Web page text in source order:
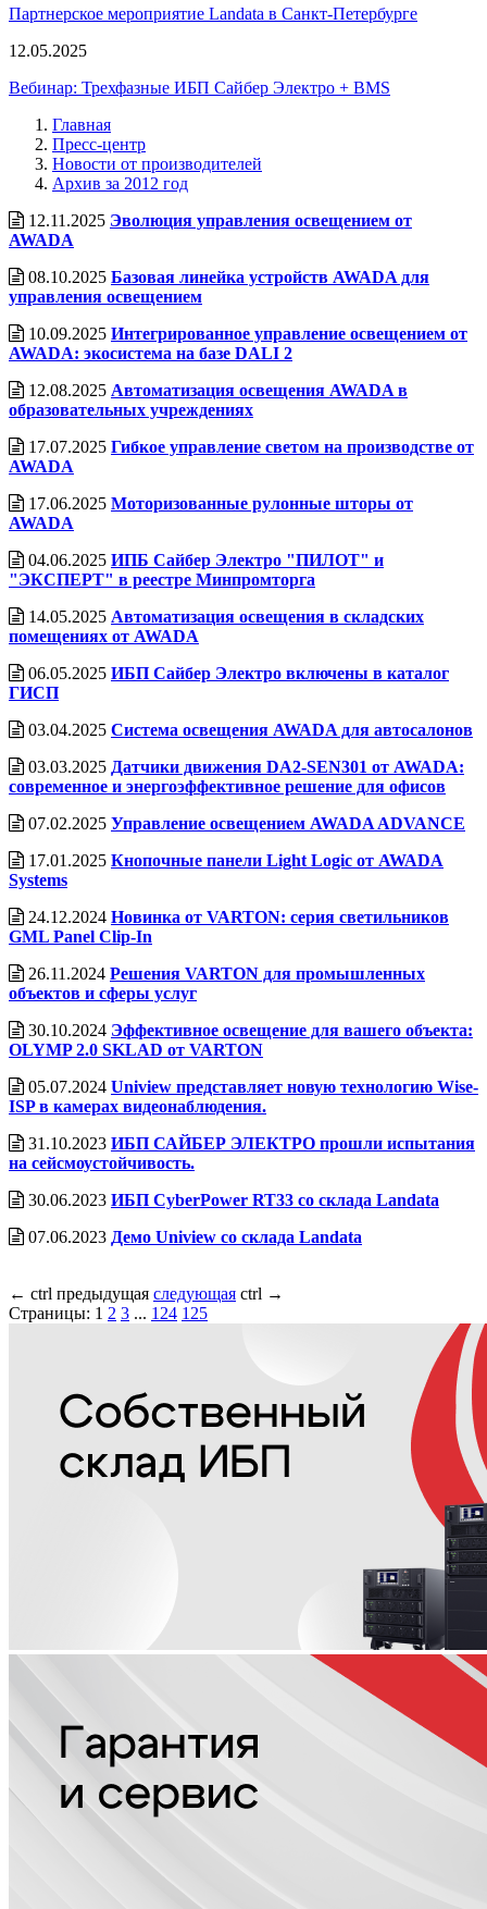
Партнерское мероприятие Landata в Санкт-Петербурге
12.05.2025
Вебинар: Трехфазные ИБП Сайбер Электро + BMS
Главная
Пресс-центр
Новости от производителей
Архив за 2012 год
12.11.2025 Эволюция управления освещением от
AWADA
08.10.2025 Базовая линейка устройств AWADA для
управления освещением
10.09.2025 Интегрированное управление освещением от
AWADA: экосистема на базе DALI 2
12.08.2025 Автоматизация освещения AWADA в
образовательных учреждениях
17.07.2025 Гибкое управление светом на производстве от
AWADA
17.06.2025 Моторизованные рулонные шторы от
AWADA
04.06.2025 ИПБ Сайбер Электро "ПИЛОТ" и
"ЭКСПЕРТ" в реестре Минпромторга
14.05.2025 Автоматизация освещения в складских
помещениях от AWADA
06.05.2025 ИБП Сайбер Электро включены в каталог
ГИСП
03.04.2025 Система освещения AWADA для автосалонов
03.03.2025 Датчики движения DA2-SEN301 от AWADA:
современное и энергоэффективное решение для офисов
07.02.2025 Управление освещением AWADA ADVANCE
17.01.2025 Кнопочные панели Light Logic от AWADA
Systems
24.12.2024 Новинка от VARTON: серия светильников
GML Panel Clip-In
26.11.2024 Решения VARTON для промышленных
объектов и сферы услуг
30.10.2024 Эффективное освещение для вашего объекта:
OLYMP 2.0 SKLAD от VARTON
05.07.2024 Uniview представляет новую технологию Wise-
ISP в камерах видеонаблюдения.
31.10.2023 ИБП САЙБЕР ЭЛЕКТРО прошли испытания
на сейсмоустойчивость.
30.06.2023 ИБП CyberPower RT33 со cклада Landata
07.06.2023 Демо Uniview со склада Landata
← ctrl предыдущая следующая ctrl →
Страницы: 1 2 3 ... 124 125